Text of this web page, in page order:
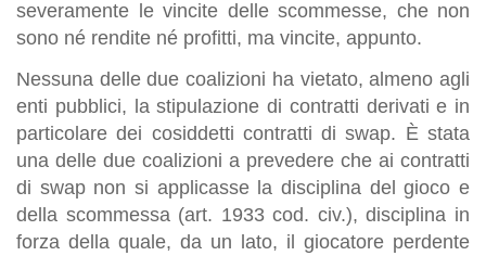
severamente le vincite delle scommesse, che non
sono né rendite né profitti, ma vincite, appunto.
Nessuna delle due coalizioni ha vietato, almeno agli
enti pubblici, la stipulazione di contratti derivati e in
particolare dei cosiddetti contratti di swap. È stata
una delle due coalizioni a prevedere che ai contratti
di swap non si applicasse la disciplina del gioco e
della scommessa (art. 1933 cod. civ.), disciplina in
forza della quale, da un lato, il giocatore perdente